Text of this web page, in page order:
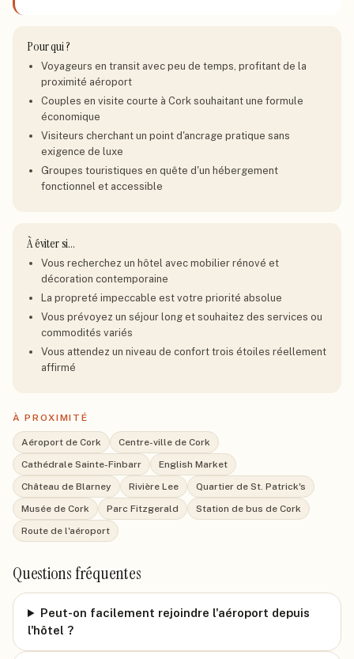
Pour qui ?
Voyageurs en transit avec peu de temps, profitant de la
proximité aéroport
Couples en visite courte à Cork souhaitant une formule
économique
Visiteurs cherchant un point d'ancrage pratique sans
exigence de luxe
Groupes touristiques en quête d'un hébergement
fonctionnel et accessible
À éviter si…
Vous recherchez un hôtel avec mobilier rénové et
décoration contemporaine
La propreté impeccable est votre priorité absolue
Vous prévoyez un séjour long et souhaitez des services ou
commodités variés
Vous attendez un niveau de confort trois étoiles réellement
affirmé
À PROXIMITÉ
Aéroport de Cork
Centre-ville de Cork
Cathédrale Sainte-Finbarr
English Market
Château de Blarney
Rivière Lee
Quartier de St. Patrick's
Musée de Cork
Parc Fitzgerald
Station de bus de Cork
Route de l'aéroport
Questions fréquentes
Peut-on facilement rejoindre l'aéroport depuis
l'hôtel ?